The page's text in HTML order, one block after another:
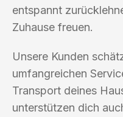
entspannt
Zuhause freuen.
Unsere Kunden
umfangreichen
Transport deines
unterstützen dich